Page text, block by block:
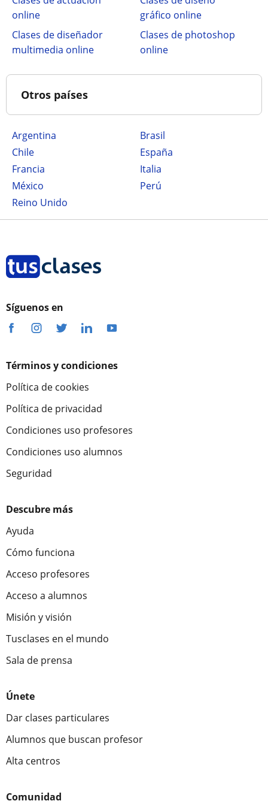
online
gráfico online
Clases de diseñador
multimedia online
Clases de photoshop
online
Otros países
Argentina
Brasil
Chile
España
Francia
Italia
México
Perú
Reino Unido
Síguenos en
Términos y condiciones
Política de cookies
Política de privacidad
Condiciones uso profesores
Condiciones uso alumnos
Seguridad
Descubre más
Ayuda
Cómo funciona
Acceso profesores
Acceso a alumnos
Misión y visión
Tusclases en el mundo
Sala de prensa
Únete
Dar clases particulares
Alumnos que buscan profesor
Alta centros
Comunidad